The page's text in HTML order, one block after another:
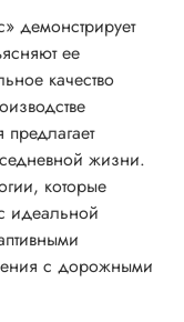
демонстрирует
ее
качество
жизни.
которые
идеальной
с дорожными